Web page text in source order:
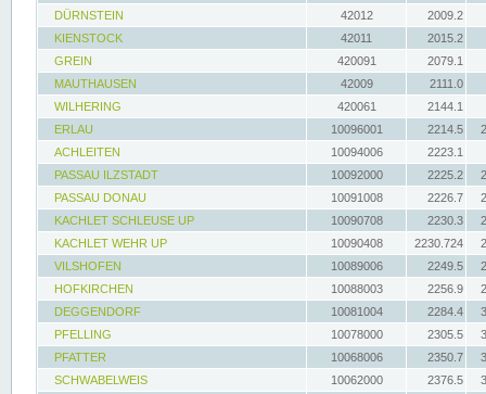
DÜRNSTEIN
42012
2009.2
KIENSTOCK
42011
2015.2
GREIN
420091
2079.1
MAUTHAUSEN
42009
2111.0
WILHERING
420061
2144.1
ERLAU
10096001 2214.5
ACHLEITEN
10094006
2223.1
PASSAU ILZSTADT
10092000 2225.2
PASSAU DONAU
10091008 2226.7
KACHLET SCHLEUSE UP
10090708 2230.3
KACHLET WEHR UP
10090408 2230.724
VILSHOFEN
10089006 2249.5
HOFKIRCHEN
10088003 2256.9
DEGGENDORF
10081004 2284.4
PFELLING
10078000 2305.5
PFATTER
10068006 2350.7
SCHWABELWEIS
10062000 2376.5